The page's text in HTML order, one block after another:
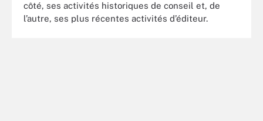
côté, ses activités historiques de conseil et, de
l’autre, ses plus récentes activités d’éditeur.